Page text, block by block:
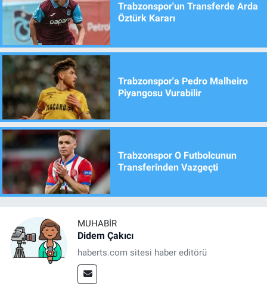
Trabzonspor'un Transferde Arda
Öztürk Kararı
Trabzonspor'a Pedro Malheiro
Piyangosu Vurabilir
Trabzonspor O Futbolcunun
Transferinden Vazgeçti
MUHABIR
Didem Çakıcı
haberts.com sitesi haber editörü